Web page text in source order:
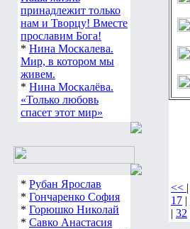
принадлежит только
нам и Творцу! Вместе
прославим Бога!
* Нина Москалева.
Мир, в котором мы
живем.
* Нина Москалёва.
«Только любовь
спасет этот мир»
* Рубан Ярослав
* Гончаренко София
* Горюшко Николай
* Савко Анастасия
<< |
17 |
| 32